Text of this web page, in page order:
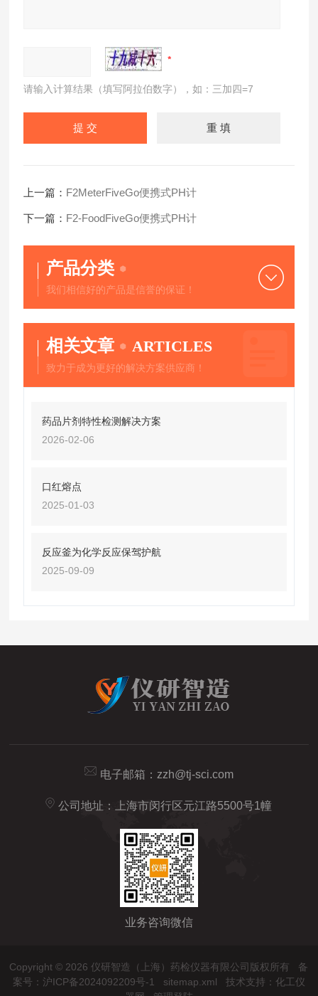
请输入计算结果（填写阿拉伯数字），如：三加四=7
上一篇： F2MeterFiveGo便携式PH计
下一篇： F2-FoodFiveGo便携式PH计
产品分类
我们相信好的产品是信誉的保证！
相关文章 ARTICLES
致力于成为更好的解决方案供应商！
药品片剂特性检测解决方案
2026-02-06
口红熔点
2025-01-03
反应釜为化学反应保驾护航
2025-09-09
电子邮箱： zzh@tj-sci.com
公司地址：上海市闵行区元江路5500号1幢
业务咨询微信
Copyright © 2026 仪研智造（上海）药检仪器有限公司版权所有 备
案号：沪ICP备2024092209号-1
sitemap.xml 技术支持： 化工仪